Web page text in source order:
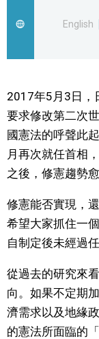
文化
科學技術
生活
運動
娛樂
教育
English
2017年5月3日，
要求修改第二次
國憲法的呼聲此
月再次就任首相
之後，修憲趨勢愈
修憲能否實現，
希望大家抓住一
自制定後未經過
從過去的研究來
向。如果不定期
濟需求以及地緣
的憲法所面臨的